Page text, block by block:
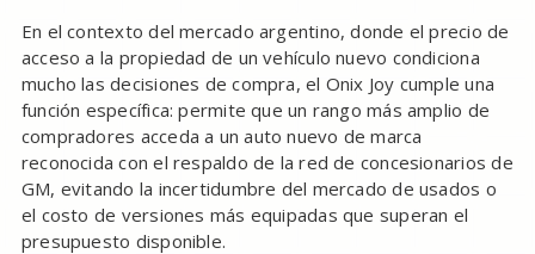
En el contexto del mercado argentino, donde el precio de
acceso a la propiedad de un vehículo nuevo condiciona
mucho las decisiones de compra, el Onix Joy cumple una
función específica: permite que un rango más amplio de
compradores acceda a un auto nuevo de marca
reconocida con el respaldo de la red de concesionarios de
GM, evitando la incertidumbre del mercado de usados o
el costo de versiones más equipadas que superan el
presupuesto disponible.